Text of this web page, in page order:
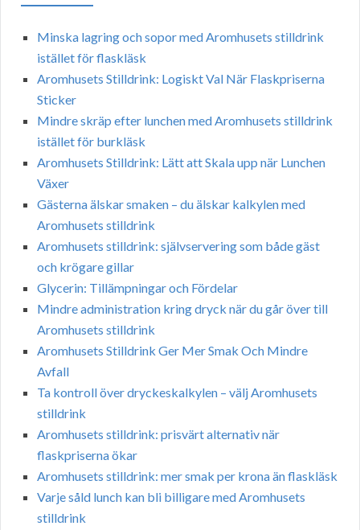
Minska lagring och sopor med Aromhusets stilldrink
istället för flaskläsk
Aromhusets Stilldrink: Logiskt Val När Flaskpriserna
Sticker
Mindre skräp efter lunchen med Aromhusets stilldrink
istället för burkläsk
Aromhusets Stilldrink: Lätt att Skala upp när Lunchen
Växer
Gästerna älskar smaken – du älskar kalkylen med
Aromhusets stilldrink
Aromhusets stilldrink: självservering som både gäst
och krögare gillar
Glycerin: Tillämpningar och Fördelar
Mindre administration kring dryck när du går över till
Aromhusets stilldrink
Aromhusets Stilldrink Ger Mer Smak Och Mindre
Avfall
Ta kontroll över dryckeskalkylen – välj Aromhusets
stilldrink
Aromhusets stilldrink: prisvärt alternativ när
flaskpriserna ökar
Aromhusets stilldrink: mer smak per krona än flaskläsk
Varje såld lunch kan bli billigare med Aromhusets
stilldrink